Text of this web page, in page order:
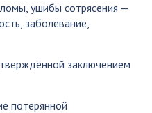
ушибы сотрясения —
заболевание,
заключением
потерянной